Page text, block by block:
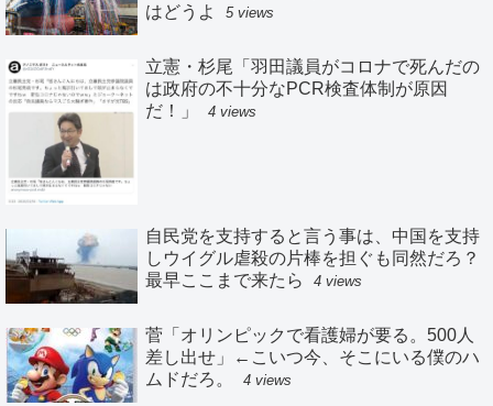
はどうよ
5 views
立憲・杉尾「羽田議員がコロナで死んだの
は政府の不十分なPCR検査体制が原因
だ！」
4 views
自民党を支持すると言う事は、中国を支持
しウイグル虐殺の片棒を担ぐも同然だろ？
最早ここまで来たら
4 views
菅「オリンピックで看護婦が要る。500人
差し出せ」←こいつ今、そこにいる僕のハ
ムドだろ。
4 views